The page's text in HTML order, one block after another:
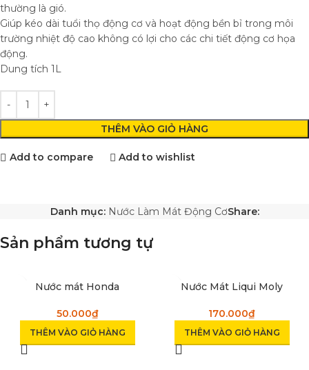
thường là gió.
Giúp kéo dài tuổi thọ động cơ và hoạt động bền bỉ trong môi
trường nhiệt độ cao không có lợi cho các chi tiết động cơ họa
động.
Dung tích 1L
THÊM VÀO GIỎ HÀNG
Add to compare Add to wishlist
Danh mục: Nước Làm Mát Động CơShare:
Sản phẩm tương tự
Nước mát Honda
50.000₫
THÊM VÀO GIỎ HÀNG
Nước Mát Liqui Moly
170.000₫
THÊM VÀO GIỎ HÀNG